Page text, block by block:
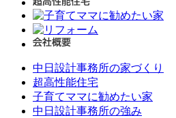
中日設計事務所の家づくり
超高性能住宅
子育てママに勧めたい家
中日設計事務所の強み